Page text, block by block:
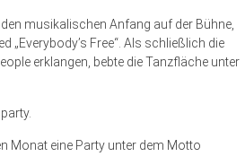
musikalischen Anfang auf der Bühne,
Free“. Als schließlich die
erklangen, bebte die Tanzfläche unter
Monat eine Party unter dem Motto